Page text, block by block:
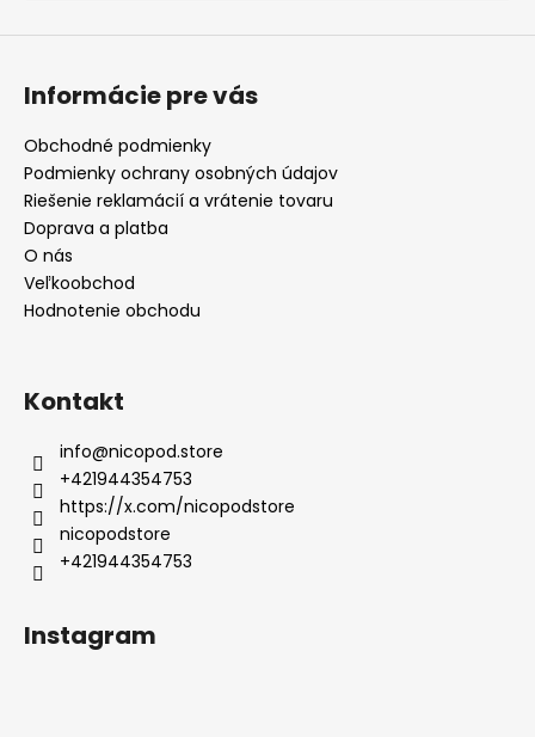
Informácie pre vás
Obchodné podmienky
Podmienky ochrany osobných údajov
Riešenie reklamácií a vrátenie tovaru
Doprava a platba
O nás
Veľkoobchod
Hodnotenie obchodu
Kontakt
info@nicopod.store
+421944354753
https://x.com/nicopodstore
nicopodstore
+421944354753
Instagram